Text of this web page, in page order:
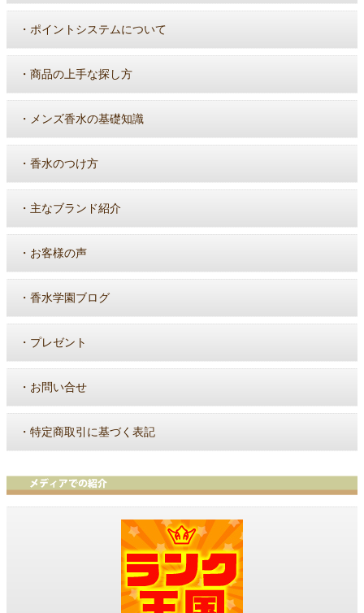
・ ポイントシステムについて
・ 商品の上手な探し方
・ メンズ香水の基礎知識
・ 香水のつけ方
・ 主なブランド紹介
・ お客様の声
・ 香水学園ブログ
・ プレゼント
・ お問い合せ
・ 特定商取引に基づく表記